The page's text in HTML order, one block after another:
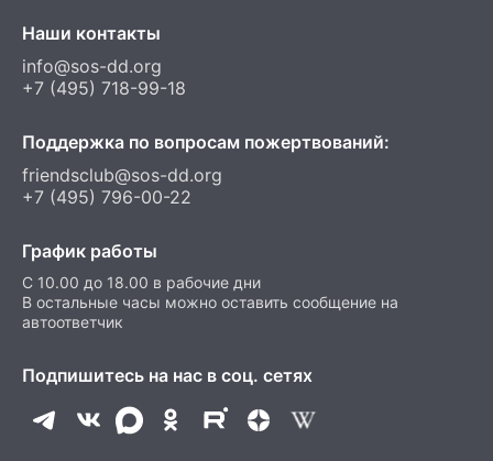
Наши контакты
info@sos-dd.org
+7 (495) 718-99-18
Поддержка по вопросам пожертвований:
friendsclub@sos-dd.org
+7 (495) 796-00-22
График работы
C 10.00 до 18.00 в рабочие дни
В остальные часы можно оставить сообщение на
автоответчик
Подпишитесь на нас в соц. сетях